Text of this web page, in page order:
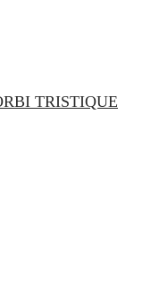
TRISTIQUE